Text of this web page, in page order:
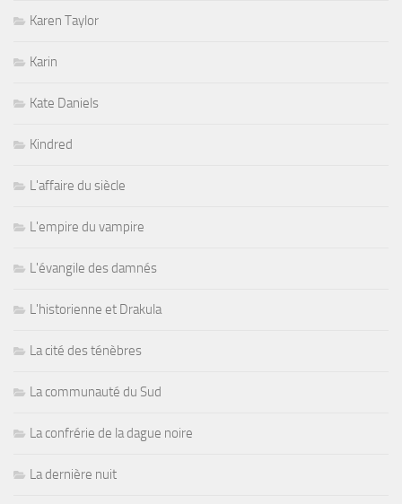
Karen Taylor
Karin
Kate Daniels
Kindred
L'affaire du siècle
L'empire du vampire
L'évangile des damnés
L'historienne et Drakula
La cité des ténèbres
La communauté du Sud
La confrérie de la dague noire
La dernière nuit